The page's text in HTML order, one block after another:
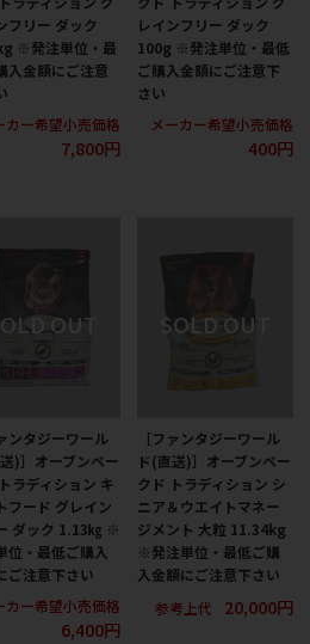
フリー ダック
※発注単位・最
入金額にご注意
カー希望小売価格
7,800円
レインフリー ダック
100g ※発注単位・最低
ご購入金額にご注意下
さい
メーカー希望小売価格
400円
ンタジーワール
)］オーブンベー
ラディション キ
フード グレイン
ダック 1.13㎏ ※
位・最低ご購入
ご注意下さい
カー希望小売価格
6,400円
［ファンタジーワール
ド(直送)］オーブンベー
クド トラディション シ
ニア＆ウエイトマネー
ジメント 大粒 11.34kg
※発注単位・最低ご購
入金額にご注意下さい
参考上代
20,000円